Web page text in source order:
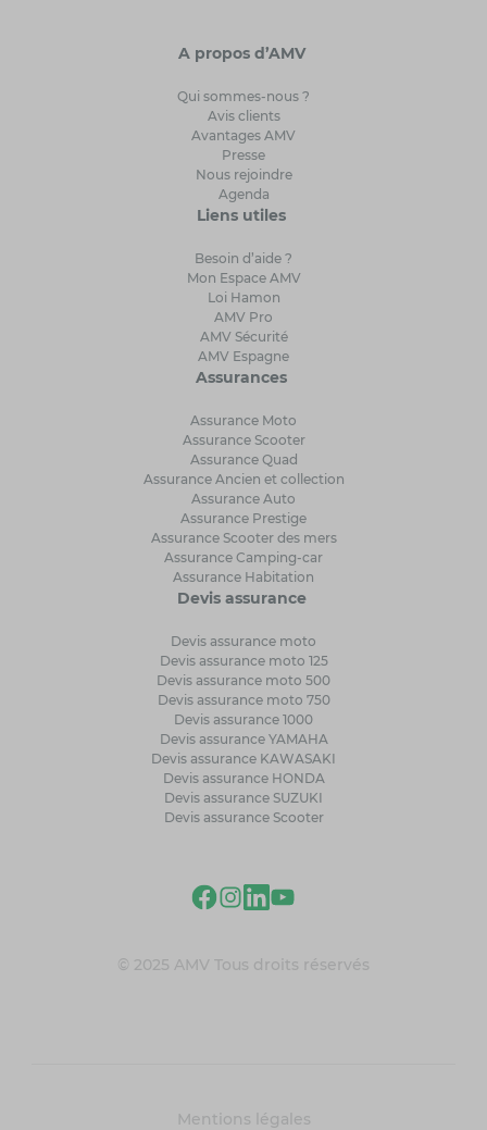
A propos d’AMV
Qui sommes-nous ?
Avis clients
Avantages AMV
Presse
Nous rejoindre
Agenda
Liens utiles
Besoin d’aide ?
Mon Espace AMV
Loi Hamon
AMV Pro
AMV Sécurité
AMV Espagne
Assurances
Assurance Moto
Assurance Scooter
Assurance Quad
Assurance Ancien et collection
Assurance Auto
Assurance Prestige
Assurance Scooter des mers
Assurance Camping-car
Assurance Habitation
Devis assurance
Devis assurance moto
Devis assurance moto 125
Devis assurance moto 500
Devis assurance moto 750
Devis assurance 1000
Devis assurance YAMAHA
Devis assurance KAWASAKI
Devis assurance HONDA
Devis assurance SUZUKI
Devis assurance Scooter
© 2025 AMV Tous droits réservés
Mentions légales